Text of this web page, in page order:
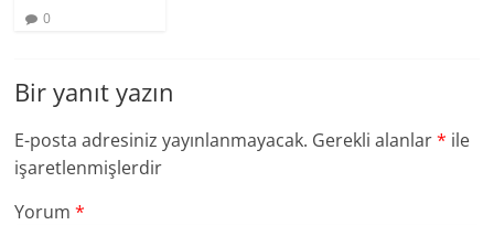
0
Bir yanıt yazın
E-posta adresiniz yayınlanmayacak. Gerekli alanlar* ile
işaretlenmişlerdir
Yorum*